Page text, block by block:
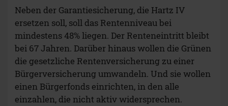
Neben der Garantiesicherung, die Hartz IV
ersetzen soll, soll das Rentenniveau bei
mindestens 48% liegen. Der Renteneintritt bleibt
bei 67 Jahren. Darüber hinaus wollen die Grünen
die gesetzliche Rentenversicherung zu einer
Bürgerversicherung umwandeln. Und sie wollen
einen Bürgerfonds einrichten, in den alle
einzahlen, die nicht aktiv widersprechen.